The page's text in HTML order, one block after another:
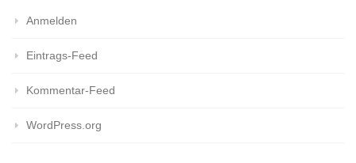
Anmelden
Eintrags-Feed
Kommentar-Feed
WordPress.org